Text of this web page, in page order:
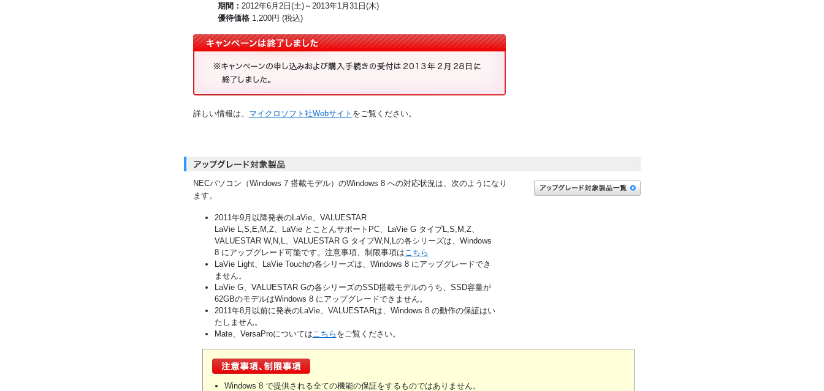
期間： 2012年6月2日(土)～2013年1月31日(木)
優待価格1,200円 (税込)
詳しい情報は、 マイクロソフト社Webサイト をご覧ください。
NECパソコン（Windows 7 搭載モデル）のWindows 8 への対応状況は、次のようになり
ます。
2011年9月以降発表のLaVie、VALUESTAR
LaVie L,S,E,M,Z、LaVie とことんサポートPC、LaVie G タイプL,S,M,Z、
VALUESTAR W,N,L、VALUESTAR G タイプW,N,Lの各シリーズは、Windows
8 にアップグレード可能です。注意事項、制限事項は こちら
LaVie Light、LaVie Touchの各シリーズは、Windows 8 にアップグレードでき
ません。
LaVie G、VALUESTAR Gの各シリーズのSSD搭載モデルのうち、SSD容量が
62GBのモデルはWindows 8 にアップグレードできません。
2011年8月以前に発表のLaVie、VALUESTARは、Windows 8 の動作の保証はい
たしません。
Mate、VersaProについては こちら をご覧ください。
Windows 8 で提供される全ての機能の保証をするものではありません。